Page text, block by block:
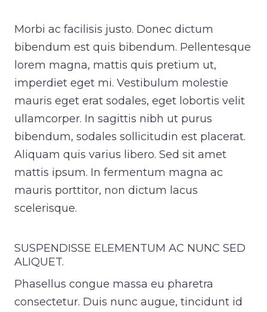
Morbi ac facilisis justo. Donec dictum
bibendum est quis bibendum. Pellentesque
lorem magna, mattis quis pretium ut,
imperdiet eget mi. Vestibulum molestie
mauris eget erat sodales, eget lobortis velit
ullamcorper. In sagittis nibh ut purus
bibendum, sodales sollicitudin est placerat.
Aliquam quis varius libero. Sed sit amet
mattis ipsum. In fermentum magna ac
mauris porttitor, non dictum lacus
scelerisque.
SUSPENDISSE ELEMENTUM AC NUNC SED
ALIQUET.
Phasellus congue massa eu pharetra
consectetur. Duis nunc augue, tincidunt id